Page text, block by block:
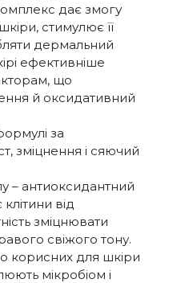
дає змогу
стимулює її
дермальний
ефективніше
що
й оксидативний
за
зміцнення і сяючий
– антиоксидантний
від
зміцнювати
свіжого тону.
корисних для шкіри
мікробіом і